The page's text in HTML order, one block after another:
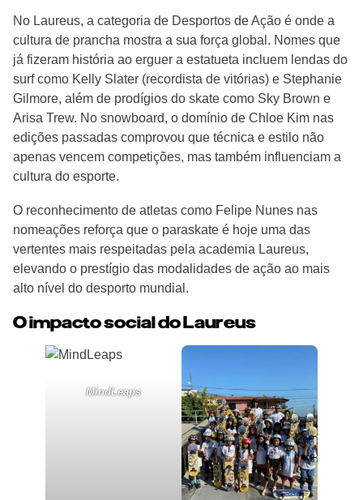
No Laureus, a categoria de Desportos de Ação é onde a
cultura de prancha mostra a sua força global. Nomes que
já fizeram história ao erguer a estatueta incluem lendas do
surf como Kelly Slater (recordista de vitórias) e Stephanie
Gilmore, além de prodígios do skate como Sky Brown e
Arisa Trew. No snowboard, o domínio de Chloe Kim nas
edições passadas comprovou que técnica e estilo não
apenas vencem competições, mas também influenciam a
cultura do esporte.
O reconhecimento de atletas como Felipe Nunes nas
nomeações reforça que o paraskate é hoje uma das
vertentes mais respeitadas pela academia Laureus,
elevando o prestígio das modalidades de ação ao mais
alto nível do desporto mundial.
O impacto social do Laureus
MindLeaps